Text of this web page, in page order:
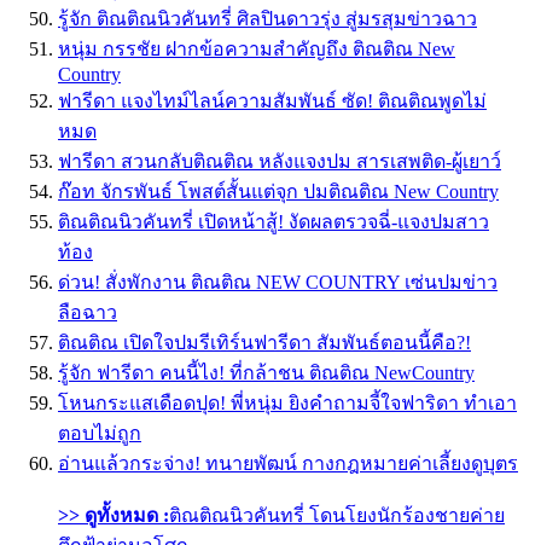
รู้จัก ติณติณนิวคันทรี่ ศิลปินดาวรุ่ง สู่มรสุมข่าวฉาว
หนุ่ม กรรชัย ฝากข้อความสำคัญถึง ติณติณ New
Country
ฟารีดา แจงไทม์ไลน์ความสัมพันธ์ ซัด! ติณติณพูดไม่
หมด
ฟารีดา สวนกลับติณติณ หลังแจงปม สารเสพติด-ผู้เยาว์
ก๊อท จักรพันธ์ โพสต์สั้นแต่จุก ปมติณติณ New Country
ติณติณนิวคันทรี่ เปิดหน้าสู้! งัดผลตรวจฉี่-แจงปมสาว
ท้อง
ด่วน! สั่งพักงาน ติณติณ NEW COUNTRY เซ่นปมข่าว
ลือฉาว
ติณติณ เปิดใจปมรีเทิร์นฟารีดา สัมพันธ์ตอนนี้คือ?!
รู้จัก ฟารีดา คนนี้ไง! ที่กล้าชน ติณติณ NewCountry
โหนกระแสเดือดปุด! พี่หนุ่ม ยิงคำถามจี้ใจฟาริดา ทำเอา
ตอบไม่ถูก
อ่านแล้วกระจ่าง! ทนายพัฒน์ กางกฎหมายค่าเลี้ยงดูบุตร
>> ดูทั้งหมด :ติณติณนิวคันทรี่ โดนโยงนักร้องชายค่าย